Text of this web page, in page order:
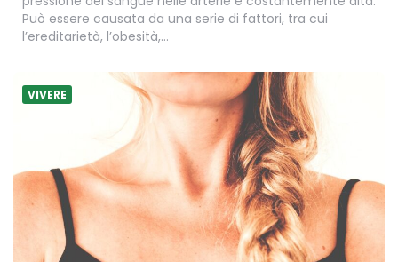
Può essere causata da una serie di fattori, tra cui
l’ereditarietà, l’obesità,…
VIVERE